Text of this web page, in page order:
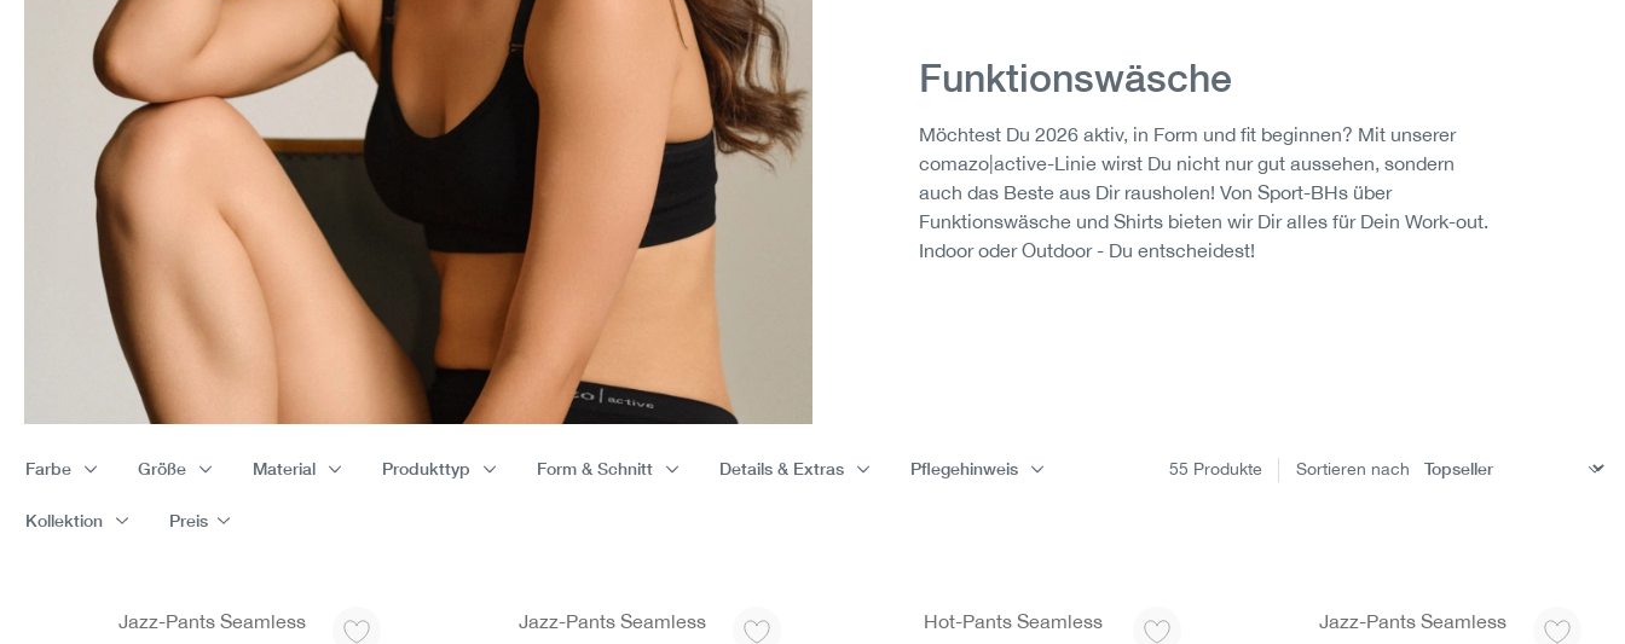
Funktionswäsche
Möchtest Du 2026 aktiv, in Form und fit beginnen? Mit unserer
comazo|active-Linie wirst Du nicht nur gut aussehen, sondern
auch das Beste aus Dir rausholen! Von Sport-BHs über
Funktionswäsche und Shirts bieten wir Dir alles für Dein Work-out.
Indoor oder Outdoor - Du entscheidest!
55 Produkte Sortieren nach
Farbe Größe Material Produkttyp Form & Schnitt Details & Extras Pflegehinweis
Kollektion Preis
Jazz-Pants Seamless Jazz-Pants Seamless Hot-Pants Seamless Jazz-Pants Seamless